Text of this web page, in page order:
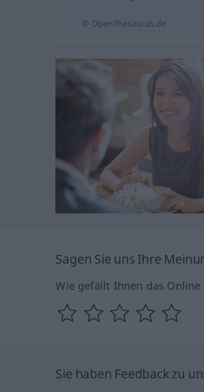
© OpenThesaurus.de
Sagen Sie uns Ihre
Wie gefällt Ihnen das Online
Sie haben Feedback zu